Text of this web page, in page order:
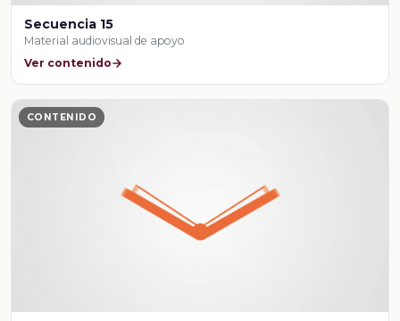
Secuencia 15
Material audiovisual de apoyo
Ver contenido
CONTENIDO